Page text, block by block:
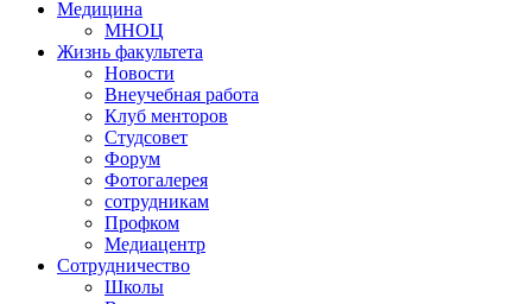
Медицина
МНОЦ
Жизнь факультета
Новости
Внеучебная работа
Клуб менторов
Студсовет
Форум
Фотогалерея
сотрудникам
Профком
Медиацентр
Сотрудничество
Школы